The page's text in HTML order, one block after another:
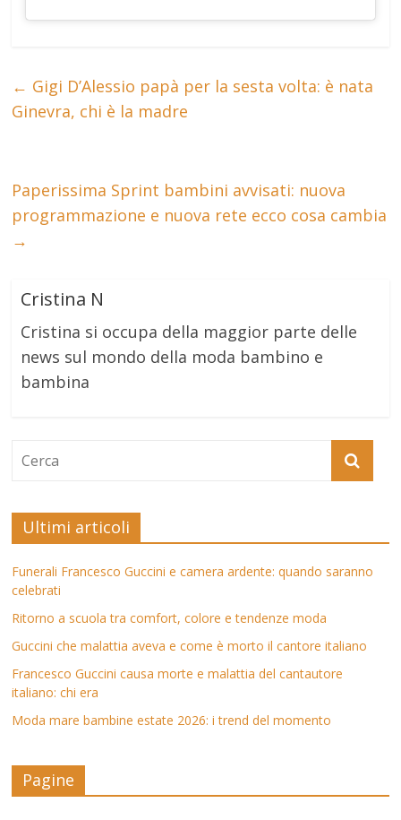
← Gigi D’Alessio papà per la sesta volta: è nata
Ginevra, chi è la madre
Paperissima Sprint bambini avvisati: nuova
programmazione e nuova rete ecco cosa cambia
→
Cristina N
Cristina si occupa della maggior parte delle
news sul mondo della moda bambino e
bambina
Ultimi articoli
Funerali Francesco Guccini e camera ardente: quando saranno
celebrati
Ritorno a scuola tra comfort, colore e tendenze moda
Guccini che malattia aveva e come è morto il cantore italiano
Francesco Guccini causa morte e malattia del cantautore
italiano: chi era
Moda mare bambine estate 2026: i trend del momento
Pagine